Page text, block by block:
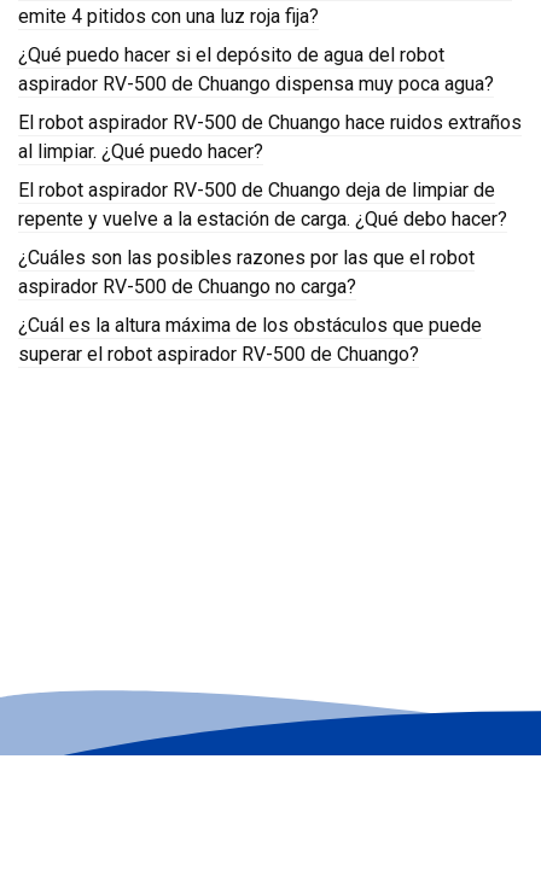
emite 4 pitidos con una luz roja fija?
¿Qué puedo hacer si el depósito de agua del robot
aspirador RV-500 de Chuango dispensa muy poca agua?
El robot aspirador RV-500 de Chuango hace ruidos extraños
al limpiar. ¿Qué puedo hacer?
El robot aspirador RV-500 de Chuango deja de limpiar de
repente y vuelve a la estación de carga. ¿Qué debo hacer?
¿Cuáles son las posibles razones por las que el robot
aspirador RV-500 de Chuango no carga?
¿Cuál es la altura máxima de los obstáculos que puede
superar el robot aspirador RV-500 de Chuango?